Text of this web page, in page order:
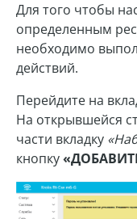
Для того чтобы
определенным
необходимо
действий.
Перейдите на
На открывшейся
части вкладку
кнопку